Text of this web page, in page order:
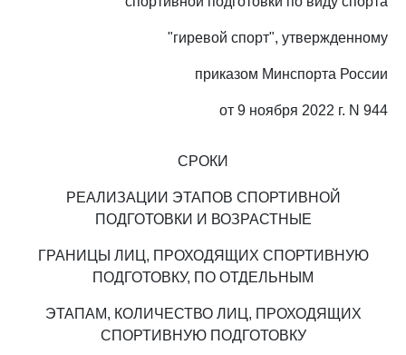
"гиревой спорт", утвержденному
приказом Минспорта России
от 9 ноября 2022 г. N 944
СРОКИ
РЕАЛИЗАЦИИ ЭТАПОВ СПОРТИВНОЙ
ПОДГОТОВКИ И ВОЗРАСТНЫЕ
ГРАНИЦЫ ЛИЦ, ПРОХОДЯЩИХ СПОРТИВНУЮ
ПОДГОТОВКУ, ПО ОТДЕЛЬНЫМ
ЭТАПАМ, КОЛИЧЕСТВО ЛИЦ, ПРОХОДЯЩИХ
СПОРТИВНУЮ ПОДГОТОВКУ